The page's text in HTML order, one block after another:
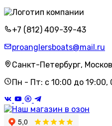
+7 (812) 409-39-43
proanglersboats@mail.ru
Санкт-Петербург,
Пн - Пт: с 10:00 до 19:00,